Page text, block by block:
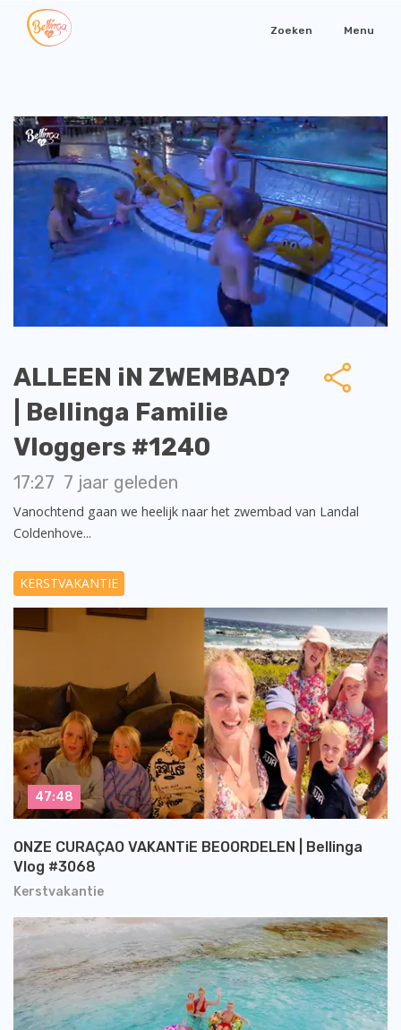
Zoeken Menu
ALLEEN iN ZWEMBAD?
| Bellinga Familie
Vloggers #1240
17:27 7 jaar geleden
Vanochtend gaan we heelijk naar het zwembad van Landal
Coldenhove...
KERSTVAKANTIE
Kerstvakantie
ONZE CURAÇAO VAKANTiE BEOORDELEN | Bellinga
Vlog #3068
47:48